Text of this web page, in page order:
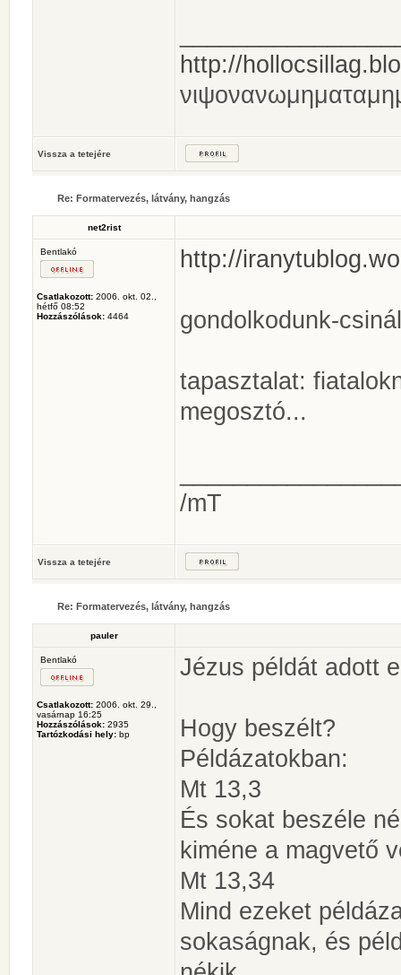
http://
Vissza a tetejére
Re: Formatervezés, látvány, hangzás
net2rist
Bentlakó
Csatlakozott: 2006. okt. 02.,
hétfő 08:52
Hozzászólások: 4464
http://
gondolkodunk-
tapasztalat:
megosztó...
/mT
Vissza a tetejére
Re: Formatervezés, látvány, hangzás
pauler
Bentlakó
Csatlakozott: 2006. okt. 29.,
vasárnap 16:25
Hozzászólások: 2935
Tartózkodási hely: bp
Jézus példát adott
Hogy beszélt?
Példázatokban:
Mt 13,3
És sokat beszéle
kiméne a magvető
Mt 13,34
Mind ezeket
sokaságnak, és